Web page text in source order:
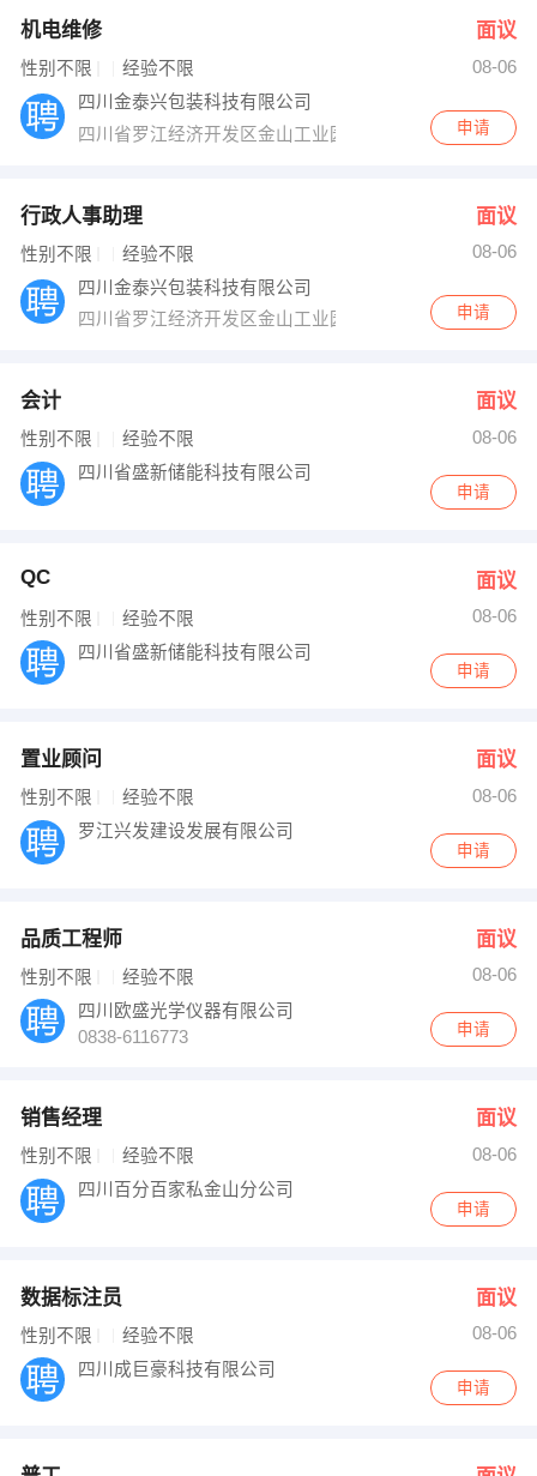
机电维修 面议
性别不限 经验不限
08-06
四川金泰兴包装科技有限公司
四川省罗江经济开发区金山工业园红玉路
申请
行政人事助理 面议
性别不限 经验不限
08-06
四川金泰兴包装科技有限公司
四川省罗江经济开发区金山工业园红玉路
申请
会计 面议
性别不限 经验不限
08-06
四川省盛新储能科技有限公司
申请
QC 面议
性别不限 经验不限
08-06
四川省盛新储能科技有限公司
申请
置业顾问 面议
性别不限 经验不限
08-06
罗江兴发建设发展有限公司
申请
品质工程师 面议
性别不限 经验不限
08-06
四川欧盛光学仪器有限公司
0838-6116773
申请
销售经理 面议
性别不限 经验不限
08-06
四川百分百家私金山分公司
申请
数据标注员 面议
性别不限 经验不限
08-06
四川成巨豪科技有限公司
申请